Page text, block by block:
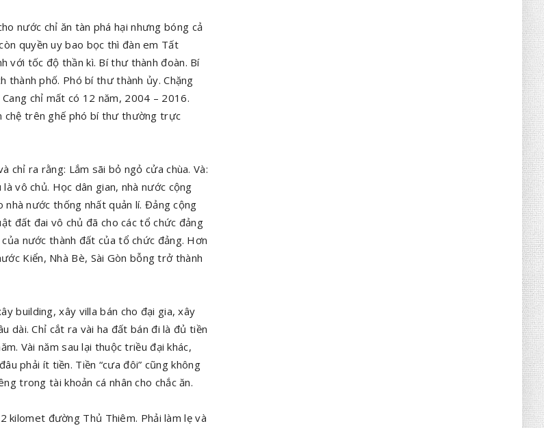
nước chỉ ăn tàn phá hại nhưng bóng cả
quyền uy bao bọc thì đàn em Tất
với tốc độ thần kì. Bí thư thành đoàn. Bí
thành phố. Phó bí thư thành ủy. Chặng
chỉ mất có 12 năm, 2004 – 2016.
chệ trên ghế phó bí thư thường trực
chỉ ra rằng: Lắm sãi bỏ ngỏ cửa chùa. Và:
vô chủ. Học dân gian, nhà nước cộng
nước thống nhất quản lí. Đảng cộng
đất đai vô chủ đã cho các tổ chức đảng
nước thành đất của tổ chức đảng. Hơn
Kiển, Nhà Bè, Sài Gòn bỗng trở thành
building, xây villa bán cho đại gia, xây
dài. Chỉ cắt ra vài ha đất bán đi là đủ tiền
Vài năm sau lại thuộc triều đại khác,
phải ít tiền. Tiền “cưa đôi” cũng không
trong tài khoản cá nhân cho chắc ăn.
kilomet đường Thủ Thiêm. Phải làm lẹ và